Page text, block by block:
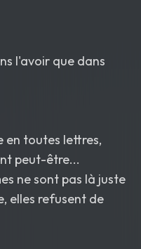
l'avoir que dans
en toutes lettres,
peut-être...
ne sont pas là juste
elles refusent de